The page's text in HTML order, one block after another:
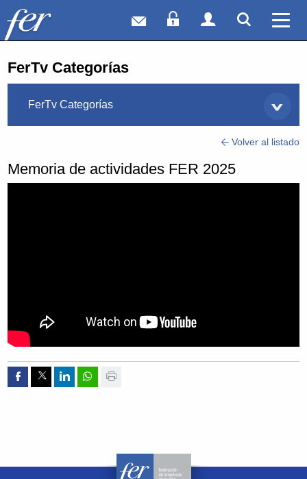
Correo webAcceso Socios
Acceso
FerTv Categorías
FerTv Categorías
Volver al listado
Memoria de actividades FER 2025
Compartir por Facebook
Compartir por Twitter
Compartir por Linkedin
Compartir por whatsapp
Imprimir